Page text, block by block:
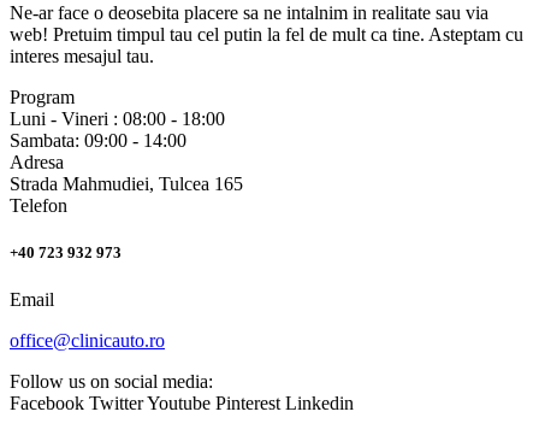
Ne-ar face o deosebita placere sa ne intalnim in realitate sau via
web! Pretuim timpul tau cel putin la fel de mult ca tine. Asteptam cu
interes mesajul tau.
Program
Luni - Vineri : 08:00 - 18:00
Sambata: 09:00 - 14:00
Adresa
Strada Mahmudiei, Tulcea 165
Telefon
+40 723 932 973
Email
office@clinicauto.ro
Follow us on social media:
Facebook TwitterYoutube Pinterest Linkedin